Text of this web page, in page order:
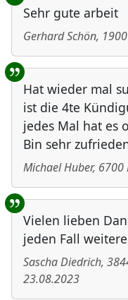
Sehr gute arbeit
Gerhard Schön, 1900
Hat wieder mal
ist die 4te
jedes Mal hat es
Bin sehr
Michael Huber, 6700
Vielen lieben
jeden Fall
Sascha Diedrich,
23.08.2023